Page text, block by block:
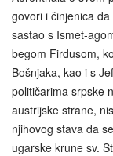
govori i činjenica
sastao s Ismet-
begom Firdusom,
Bošnjaka, kao i s
političarima srpske
austrijske strane,
njihovog stava da
ugarske krune sv.